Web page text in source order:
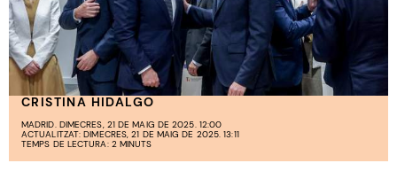
CRISTINA HIDALGO
MADRID. DIMECRES, 21 DE MAIG DE 2025. 12:00
ACTUALITZAT: DIMECRES, 21 DE MAIG DE 2025. 13:11
TEMPS DE LECTURA: 2 MINUTS